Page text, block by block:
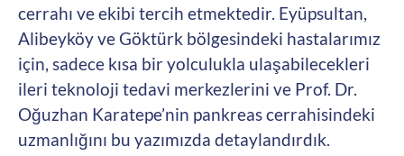
cerrahı ve ekibi tercih etmektedir. Eyüpsultan,
Alibeyköy ve Göktürk bölgesindeki hastalarımız
için, sadece kısa bir yolculukla ulaşabilecekleri
ileri teknoloji tedavi merkezlerini ve Prof. Dr.
Oğuzhan Karatepe’nin pankreas cerrahisindeki
uzmanlığını bu yazımızda detaylandırdık.